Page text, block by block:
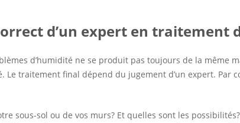
d’un expert en traitement
d’humidité ne se produit pas toujours de la même
Le traitement final dépend du jugement d’un expert. Par
sous-sol ou de vos murs? Et quelles sont les